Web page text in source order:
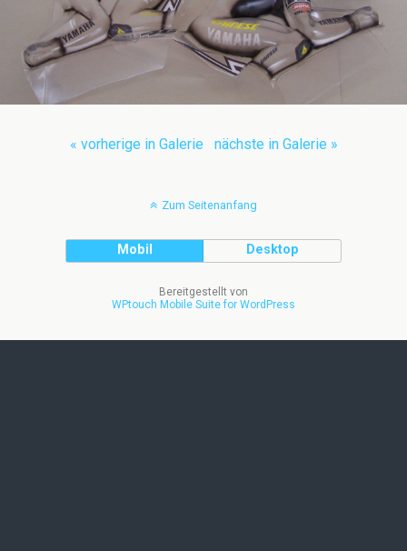
« vorherige in Galerie nächste in Galerie »
Zum Seitenanfang
Mobil Desktop
Bereitgestellt von
WPtouch Mobile Suite for WordPress